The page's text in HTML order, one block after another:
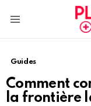
Guides
Comment
la frontière